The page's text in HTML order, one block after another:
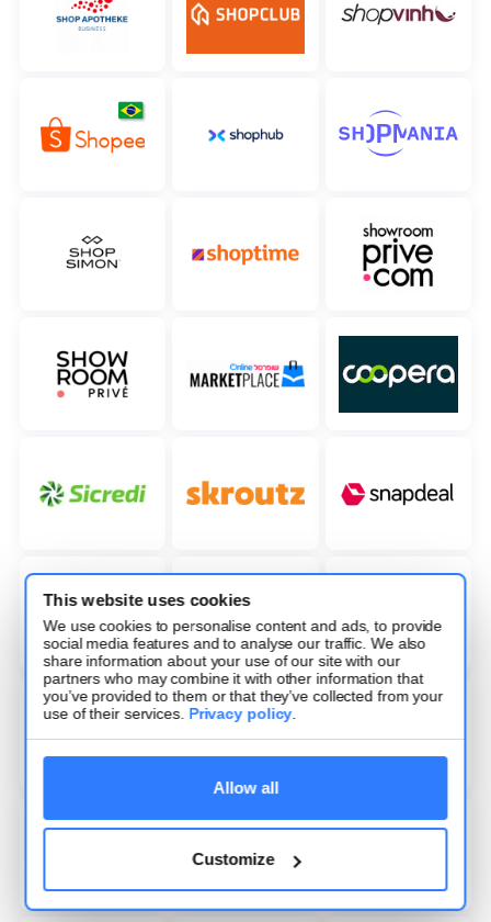
This website uses cookies
We use cookies to personalise content and ads, to provide
social media features and to analyse our traffic. We also
share information about your use of our site with our
partners who may combine it with other information that
you’ve provided to them or that they’ve collected from your
use of their services. Privacy policy.
Allow all
Customize